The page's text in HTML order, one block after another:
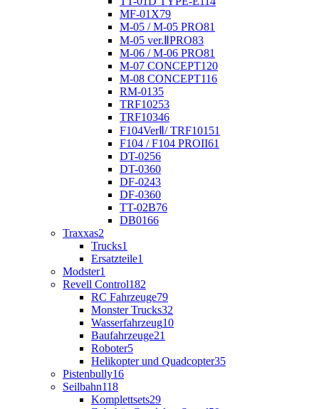
MF-01X79
M-05 / M-05 PRO81
M-05 ver.ⅡPRO83
M-06 / M-06 PRO81
M-07 CONCEPT120
M-08 CONCEPT116
RM-0135
TRF10253
TRF10346
F104VerⅡ/ TRF101 51
F104 / F104 PROII61
DT-0256
DT-0360
DF-0243
DF-0360
TT-02B76
DB0166
Traxxas2
Trucks1
Ersatzteile1
Modster1
Revell Control182
RC Fahrzeuge79
Monster Trucks32
Wasserfahrzeug10
Baufahrzeuge21
Roboter5
Helikopter und Quadcopter35
Pistenbully16
Seilbahn118
Komplettsets29